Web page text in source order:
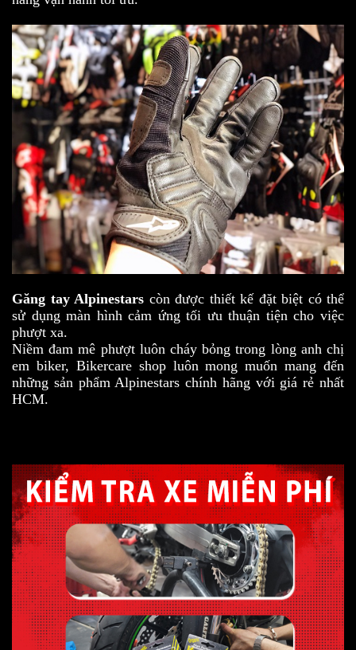
Găng tay Alpinestars còn được thiết kế đặt biệt có thể
sử dụng màn hình cảm ứng tối ưu thuận tiện cho việc
phượt xa.
Niềm đam mê phượt luôn cháy bỏng trong lòng anh chị
em biker, Bikercare shop luôn mong muốn mang đến
những sản phẩm Alpinestars chính hãng với giá rẻ nhất
HCM.